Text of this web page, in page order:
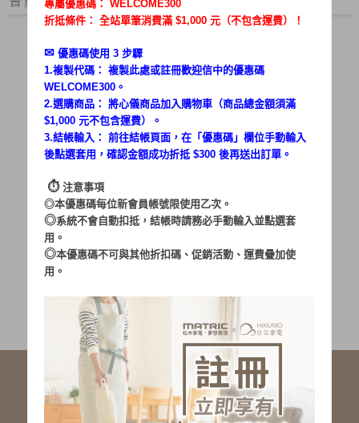
帳號：
密碼：
社群服務連結
線上客服 LINE 歡迎加入 <LINE ID: @matric.jp>
專屬優惠碼： WELCOME300
折抵條件： 全站單筆消費滿 $1,000 元（不包含運費）！
✉︎ 優惠碼使用 3 步驟
1.複製代碼： 複製此處或註冊歡迎信中的優惠碼
WELCOME300。
2.選購商品： 將心儀商品加入購物車（商品總金額須滿
$1,000 元不包含運費）。
3.結帳輸入： 前往結帳頁面，在「優惠碼 」欄位手動輸入
後點選套用，確認金額成功折抵 $300 後再送出訂單。
⏱︎ 注意事項
◎本優惠碼每位新會員帳號限使用乙次。
◎系統不會自動扣抵，結帳時請務必手動輸入並點選套
用。
◎本優惠碼不可與其他折扣碼、促銷活動、運費疊加使
用。